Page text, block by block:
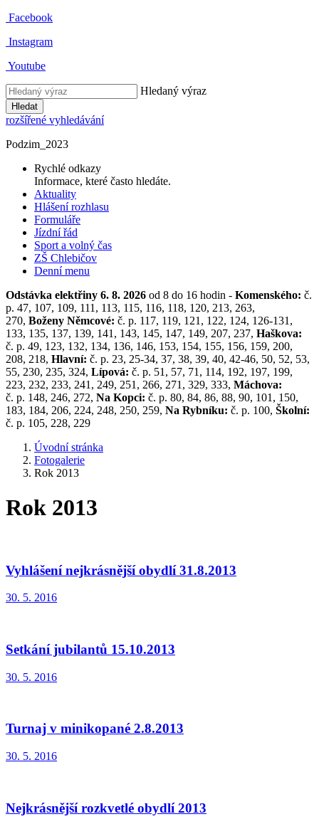
Facebook
Instagram
Youtube
Hledaný výraz
Hledat
rozšířené vyhledávání
Podzim_2023
Rychlé odkazy
Informace, které často hledáte.
Aktuality
Hlášení rozhlasu
Formuláře
Jízdní řád
Sport a volný čas
ZŠ Chlebičov
Denní menu
Odstávka elektřiny 6. 8. 2026 od 8 do 16 hodin - Komenského: č.
p. 47, 107, 109, 111, 113, 115, 116, 118, 120, 213, 263,
270, Boženy Němcové: č. p. 117, 119, 121, 122, 124, 126-131,
133, 135, 137, 139, 141, 143, 145, 147, 149, 207, 237, Haškova:
č. p. 49, 123, 132, 134, 136, 146, 153, 154, 155, 156, 159, 200,
208, 218, Hlavní: č. p. 23, 25-34, 37, 38, 39, 40, 42-46, 50, 52, 53,
55, 230, 235, 324, Lípová: č. p. 51, 57, 71, 114, 192, 197, 199,
223, 232, 233, 241, 249, 251, 266, 271, 329, 333, Máchova:
č. p. 148, 246, 272, Na Kopci: č. p. 80, 84, 86, 88, 90, 101, 150,
183, 184, 206, 224, 248, 250, 259, Na Rybníku: č. p. 100, Školní:
č. p. 105, 228, 229
Úvodní stránka
Fotogalerie
Rok 2013
Rok 2013
Vyhlášení nejkrásnější obydlí 31.8.2013
30. 5. 2016
Setkání jubilantů 15.10.2013
30. 5. 2016
Turnaj v minikopané 2.8.2013
30. 5. 2016
Nejkrásnější rozkvetlé obydlí 2013